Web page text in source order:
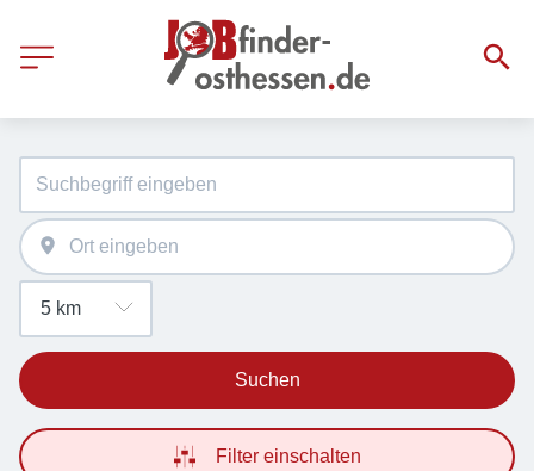
Suchen
Filter einschalten